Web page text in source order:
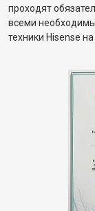
проходят
всеми
техники Hisense